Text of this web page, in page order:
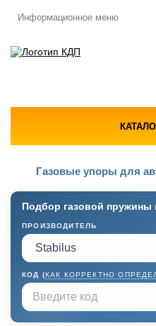
Информационное меню
Газовые упоры для
Подбор газовой пружины
ПРОИЗВОДИТЕЛЬ
КОД (КАК КОРРЕКТНО